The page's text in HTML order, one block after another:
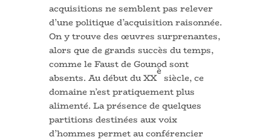
acquisitions ne semblent pas relever
d’une politique d’acquisition raisonnée.
On y trouve des œuvres surprenantes,
alors que de grands succès du temps,
comme le Faust de Gounod sont
absents. Au début du XX
è
siècle, ce
domaine n’est pratiquement plus
alimenté. La présence de quelques
partitions destinées aux voix
d’hommes permet au conférencier